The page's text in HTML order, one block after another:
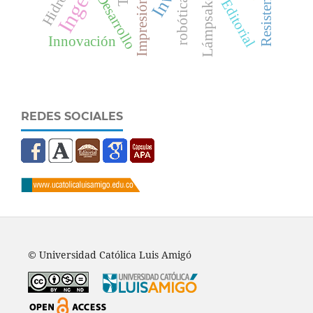
Lámpsakos
Desarrollo robótica Editorial
Innovación
REDES SOCIALES
© Universidad Católica Luis Amigó